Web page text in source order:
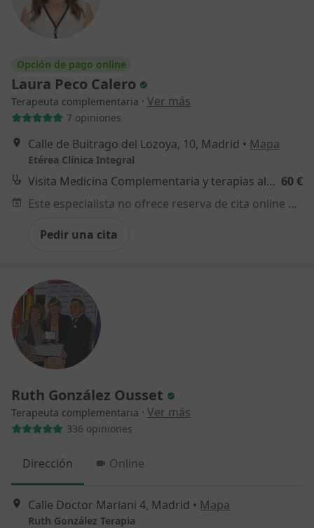
Opción de pago online
Laura Peco Calero
Terapeuta complementaria · Ver más
7 opiniones
Calle de Buitrago del Lozoya, 10, Madrid • Mapa
Etérea Clínica Integral
Visita Medicina Complementaria y terapias alternativas 60 €
Este especialista no ofrece reserva de cita online en esta dirección.
Pedir una cita
Ruth González Ousset
Terapeuta complementaria · Ver más
336 opiniones
Dirección Online
Calle Doctor Mariani 4, Madrid • Mapa
Ruth González Terapia